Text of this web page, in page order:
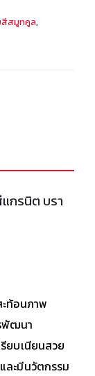
สมูทคูล,
กรนิต บรา
ท้อนภาพ
พัฒนา
ยบเนียนสวย
ละมีนวัตกรรม